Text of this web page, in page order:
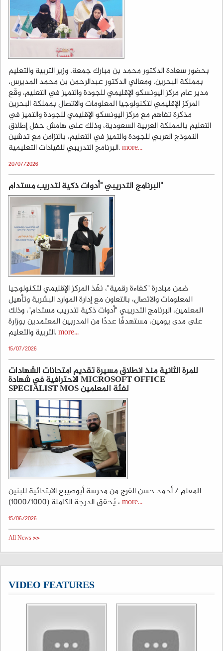
بحضور سعادة الدكتور محمد بن مبارك جمعة، وزير التربية والتعليم
بمملكة البحرين، ومعالي الدكتور عبدالرحمن بن محمد المديرس،
مدير عام مركز اليونسكو الإقليمي للجودة والتميز في التعليم، وقّع
المركز الإقليمي لتكنولوجيا المعلومات والاتصال بمملكة البحرين
مذكرة تفاهم مع مركز اليونسكو الإقليمي للجودة والتميز في
التعليم بالمملكة العربية السعودية، وذلك على هامش حفل إطلاق
النموذج العربي للجودة والتميز في التعليم، بالتزامن مع تدشين
البرنامج التدريبي للقيادات التعليمية.more...
20/07/2026
البرنامج التدريبي "أدوات ذكية لتدريب مستدام"
ضمن مبادرة "كفاءة رقمية"، نفّذ المركز الإقليمي لتكنولوجيا
المعلومات والاتصال، بالتعاون مع إدارة الموارد البشرية وتأهيل
المعلمين، البرنامج التدريبي "أدوات ذكية لتدريب مستدام"، وذلك
على مدى يومين، مستهدفًا عددًا من المدربين المعتمدين بوزارة
التربية والتعليم.more...
15/07/2026
للمرة الثانية منذ انطلاق مسيرة تقديم امتحانات الشهادات
الاحترافية في شهادة MICROSOFT OFFICE
SPECIALIST MOS لفئة المعلمين
المعلم / أحمد حسن الفرج من مدرسة أبوصيبع الابتدائية للبنين
يُحقق الدرجة الكاملة (1000/1000) ،more...
15/06/2026
All News >>
VIDEO FEATURES